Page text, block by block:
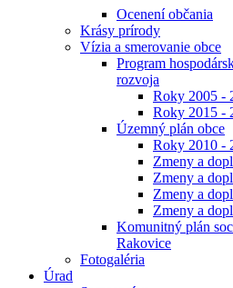
Ocenení občania
Krásy prírody
Vízia a smerovanie obce
Program
rozvoja
Roky 2005 -
Roky 2015 -
Územný plán obce
Roky 2010 -
Zmeny a
Zmeny a
Zmeny a
Zmeny a
Komunitný plán
Rakovice
Fotogaléria
Úrad